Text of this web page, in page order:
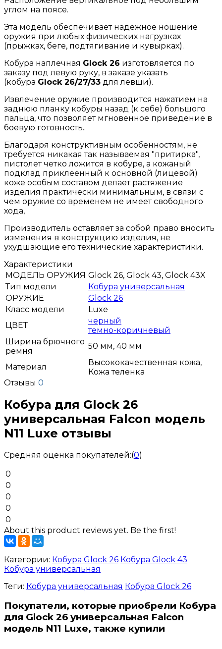
углом на поясе.
Эта модель обеспечивает надежное ношение
оружия при любых физических нагрузках
(прыжках, беге, подтягивание и кувырках).
Кобура наплечная Glock 26 изготовляется по
заказу под левую руку, в заказе указать
(кобура Glock 26/27/33 для левши).
Извлечение оружие производится нажатием на
заднюю планку кобуры назад (к себе) большого
пальца, что позволяет мгновенное приведение в
боевую готовность..
Благодаря конструктивным особенностям, не
требуется никакая так называемая "притирка",
пистолет четко ложится в кобуре, а кожаный
подклад приклеенный к основной (лицевой)
коже особым составом делает растяжение
изделия практически минимальным, в связи с
чем оружие со временем не имеет свободного
хода,
Производитель оставляет за собой право вносить
изменения в конструкцию изделия, не
ухудшающие его технические характеристики.
Характеристики
МОДЕЛЬ ОРУЖИЯ Glock 26, Glock 43, Glock 43X
Тип модели
Кобура универсальная
ОРУЖИЕ
Glock 26
Класс модели
Luxe
ЦВЕТ
черный
темно-коричневый
Ширина брючного
ремня
50 мм, 40 мм
Материал
Высококачественная кожа,
Кожа теленка
Отзывы 0
Кобура для Glock 26
универсальная Falcon модель
N11 Luxe отзывы
Средняя оценка покупателей:(0)
0
0
0
0
0
About this product reviews yet. Be the first!
Категории: Кобура Glock 26 Кобура Glock 43
Кобура универсальная
Теги: Кобура универсальная Кобура Glock 26
Покупатели, которые приобрели Кобура
для Glock 26 универсальная Falcon
модель N11 Luxe, также купили